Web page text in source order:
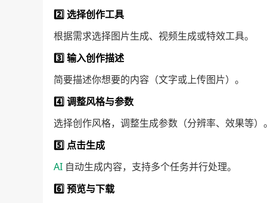
2️⃣ 选择创作工具
根据需求选择图片生成、视频生成或特效工具。
3️⃣ 输入创作描述
简要描述你想要的内容（文字或上传图片）。
4️⃣ 调整风格与参数
选择创作风格，调整生成参数（分辨率、效果等）
5️⃣ 点击生成
AI 自动生成内容，支持多个任务并行处理。
6️⃣ 预览与下载